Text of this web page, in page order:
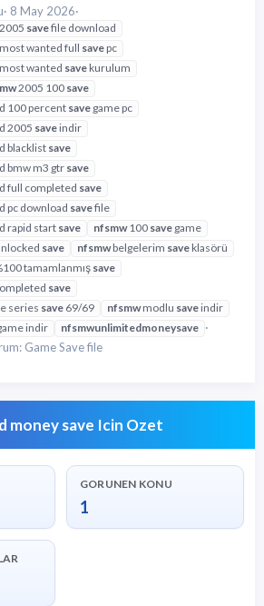
8 May 2026
savefile download
wanted full savepc
wanted savekurulum
mw2005 100 save
100 percentsave game pc
2005 saveindir
blacklist save
bmw m3 gtr save
full completed save
pc download savefile
rapid start save nfsmw100 save game
save nfsmwbelgelerim saveklasörü
tamamlanmış save
save
series save 69/69 nfsmwmodlu saveindir
indir nfsmwunlimitedmoneysave
Game Save file
money save Icin Ozet
GORUNEN KONU
1